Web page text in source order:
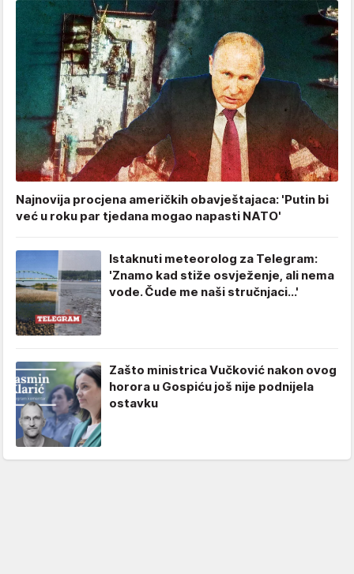
Najnovija procjena američkih obavještajaca: 'Putin bi
već u roku par tjedana mogao napasti NATO'
Istaknuti meteorolog za Telegram:
'Znamo kad stiže osvježenje, ali nema
vode. Čude me naši stručnjaci...'
Zašto ministrica Vučković nakon ovog
horora u Gospiću još nije podnijela
ostavku